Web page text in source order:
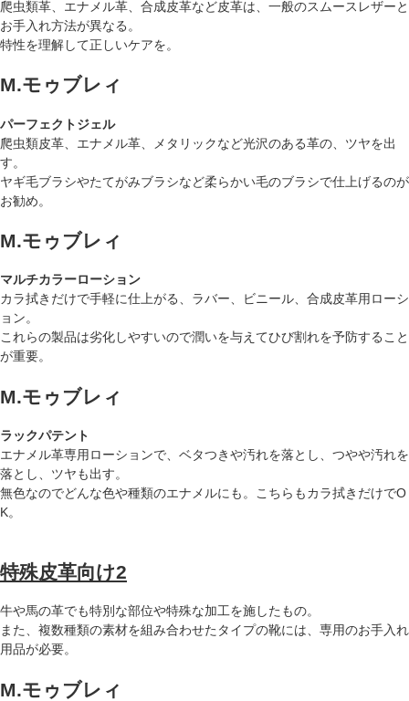
爬虫類革、エナメル革、合成皮革など皮革は、一般のスムースレザーと
お手入れ方法が異なる。
特性を理解して正しいケアを。
M.モゥブレィ
パーフェクトジェル
爬虫類皮革、エナメル革、メタリックなど光沢のある革の、ツヤを出
す。
ヤギ毛ブラシやたてがみブラシなど柔らかい毛のブラシで仕上げるのが
お勧め。
M.モゥブレィ
マルチカラーローション
カラ拭きだけで手軽に仕上がる、ラバー、ビニール、合成皮革用ローシ
ョン。
これらの製品は劣化しやすいので潤いを与えてひび割れを予防すること
が重要。
M.モゥブレィ
ラックパテント
エナメル革専用ローションで、ベタつきや汚れを落とし、つやや汚れを
落とし、ツヤも出す。
無色なのでどんな色や種類のエナメルにも。こちらもカラ拭きだけでO
K。
特殊皮革向け2
牛や馬の革でも特別な部位や特殊な加工を施したもの。
また、複数種類の素材を組み合わせたタイプの靴には、専用のお手入れ
用品が必要。
M.モゥブレィ